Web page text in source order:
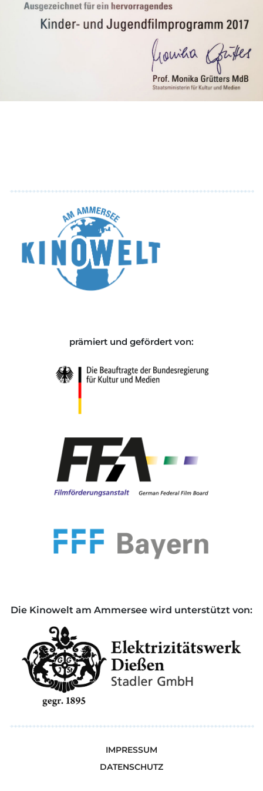
prämiert und gefördert von:
Die Kinowelt am Ammersee wird unterstützt von:
IMPRESSUM
DATENSCHUTZ